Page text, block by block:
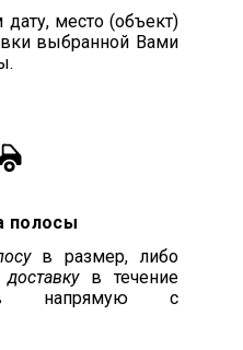
место (объект)
выбранной Вами
полосы
в размер, либо
доставкув течение
напрямую с